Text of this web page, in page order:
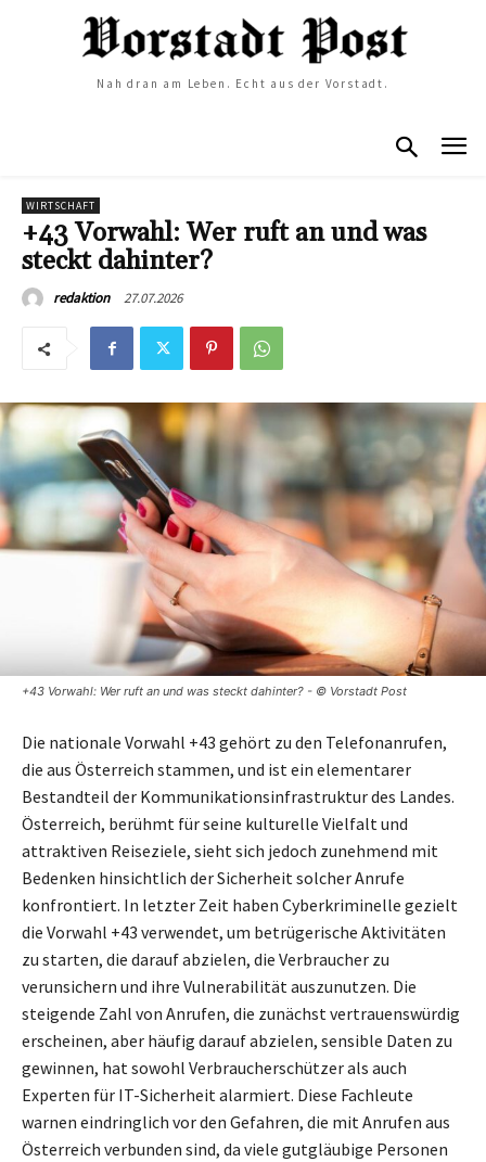
Nah dran am Leben. Echt aus der Vorstadt.
WIRTSCHAFT
+43 Vorwahl: Wer ruft an und was
steckt dahinter?
redaktion 27.07.2026
+43 Vorwahl: Wer ruft an und was steckt dahinter? - © Vorstadt Post
Die nationale Vorwahl +43 gehört zu den Telefonanrufen,
die aus Österreich stammen, und ist ein elementarer
Bestandteil der Kommunikationsinfrastruktur des Landes.
Österreich, berühmt für seine kulturelle Vielfalt und
attraktiven Reiseziele, sieht sich jedoch zunehmend mit
Bedenken hinsichtlich der Sicherheit solcher Anrufe
konfrontiert. In letzter Zeit haben Cyberkriminelle gezielt
die Vorwahl +43 verwendet, um betrügerische Aktivitäten
zu starten, die darauf abzielen, die Verbraucher zu
verunsichern und ihre Vulnerabilität auszunutzen. Die
steigende Zahl von Anrufen, die zunächst vertrauenswürdig
erscheinen, aber häufig darauf abzielen, sensible Daten zu
gewinnen, hat sowohl Verbraucherschützer als auch
Experten für IT-Sicherheit alarmiert. Diese Fachleute
warnen eindringlich vor den Gefahren, die mit Anrufen aus
Österreich verbunden sind, da viele gutgläubige Personen